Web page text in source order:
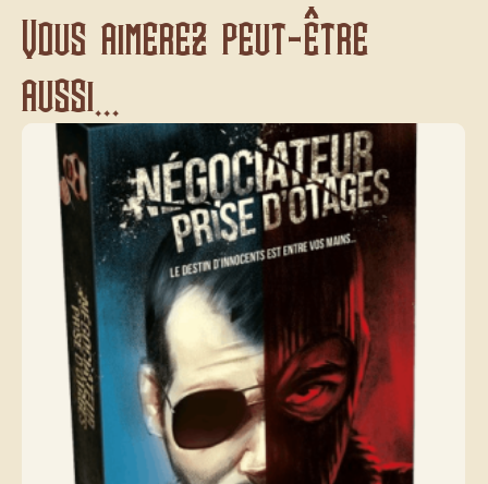
Vous aimerez peut-être
aussi...